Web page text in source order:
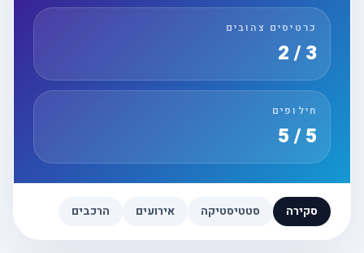
כרטיסים צהובים
3 / 2
חילופים
סקירה סטטיסטיקה אירועים הרכבים